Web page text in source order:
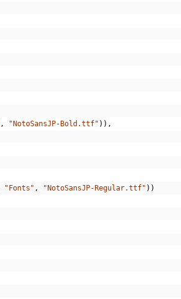
, "NotoSansJP-Bold.ttf" )),
"Fonts" , "NotoSansJP-Regular.ttf" ))